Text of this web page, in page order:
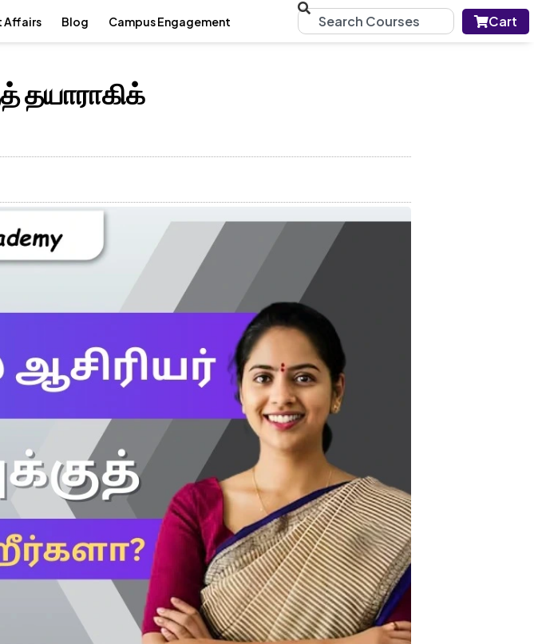
Affairs Blog Campus Engagement Cart
தயாராகிக்